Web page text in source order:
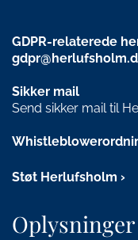
GDPR-relaterede
Sikker mail
Send sikker mail til
Støt Herlufsholm
Oplysninger